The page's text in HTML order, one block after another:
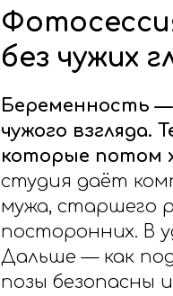
без чужих
Беременность —
чужого взгляда.
которые потом
студия даёт
мужа, старшего
посторонних. В
Дальше — как
позы безопасны